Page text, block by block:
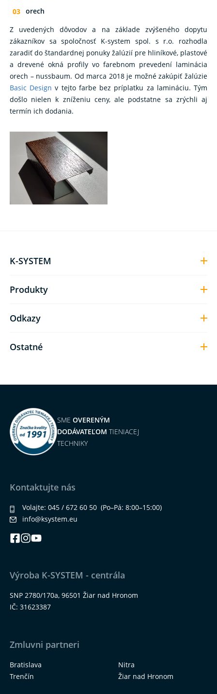
orech
Z uvedených dôvodov a na základe zvýšeného dopytu
zákazníkov sa spoločnosť K-system spol. s r.o. rozhodla
zaradiť do štandardnej ponuky žalúzií pre hliníkové, plastové
a drevené okná profily vo farebnom prevedení laminácia
orech – nussbaum. Od marca 2018 je možné zakúpiť žalúzie
Basic Design v tejto farbe bez príplatku za lamináciu. Tým
došlo nielen k zníženiu ceny, ale podstatne sa zrýchli aj
termín ich dodania.
K-SYSTEM
Produkty
Odkazy
Ostatné
SME OVERENÝM
DODÁVATEĽOM TIENIACEJ
TECHNIKY
Kontaktujte nás
Volajte: 045 / 672 60 50 (Po–Pá: 8:00–15:00)
info@ksystem.eu
Výroba K-SYSTEM - centrála
SNP 2780/170a, 96501 Žiar nad Hronom
IČ: 31623387
Zmluvni partneri
Bratislava
Nitra
Trenčín
Žiar nad Hronom